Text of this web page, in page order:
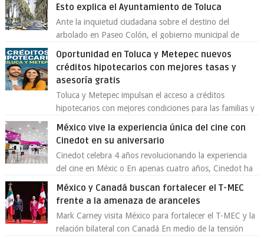
Esto explica el Ayuntamiento de Toluca
Ante la inquietud ciudadana sobre el destino del
arbolado en Paseo Colón, el gobierno municipal de
Oportunidad en Toluca y Metepec nuevos
créditos hipotecarios con mejores tasas y
asesoría gratis
Toluca y Metepec impulsan el acceso a créditos
hipotecarios con mejores condiciones para las familias y
México vive la experiencia única del cine con
Cinedot en su aniversario
Cinedot celebra 4 años revolucionando la experiencia
del cine en Méxic o En apenas cuatro años, Cinedot ha
México y Canadá buscan fortalecer el T-MEC
frente a la amenaza de aranceles
Mark Carney visita México para fortalecer el T-MEC y la
relación bilateral con Canadá En medio de la tensión